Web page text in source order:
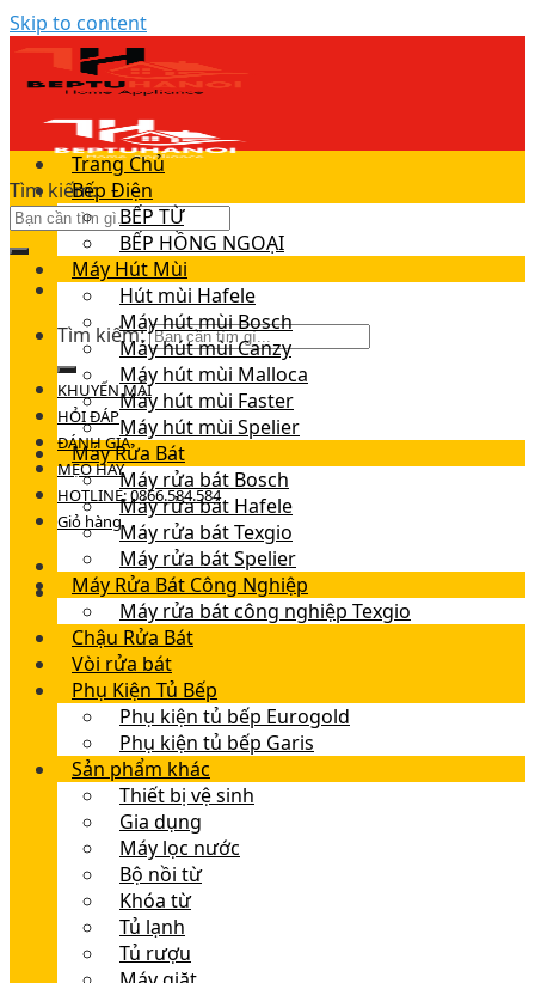
Skip to content
Tìm kiếm:
Tìm kiếm:
KHUYẾN MÃI
HỎI ĐÁP
ĐÁNH GIÁ
MẸO HAY
HOTLINE: 0866.584.584
Giỏ hàng
Trang Chủ
Bếp Điện
BẾP TỪ
BẾP HỒNG NGOẠI
Máy Hút Mùi
Hút mùi Hafele
Máy hút mùi Bosch
Máy hút mùi Canzy
Máy hút mùi Malloca
Máy hút mùi Faster
Máy hút mùi Spelier
Máy Rửa Bát
Máy rửa bát Bosch
Máy rửa bát Hafele
Máy rửa bát Texgio
Máy rửa bát Spelier
Máy Rửa Bát Công Nghiệp
Máy rửa bát công nghiệp Texgio
Chậu Rửa Bát
Vòi rửa bát
Phụ Kiện Tủ Bếp
Phụ kiện tủ bếp Eurogold
Phụ kiện tủ bếp Garis
Sản phẩm khác
Thiết bị vệ sinh
Gia dụng
Máy lọc nước
Bộ nồi từ
Khóa từ
Tủ lạnh
Tủ rượu